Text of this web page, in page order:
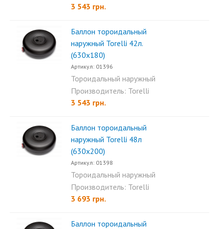
3 543 грн.
Баллон тороидальный
наружный Torelli 42л.
(630х180)
Артикул: 01396
Тороидальный наружный
баллон Torelli 42л (630x180)...
Производитель: Torelli
3 543 грн.
Баллон тороидальный
наружный Torelli 48л
(630х200)
Артикул: 01398
Тороидальный наружный
баллон Torelli 48л (630x200)...
Производитель: Torelli
3 693 грн.
Баллон тороидальный